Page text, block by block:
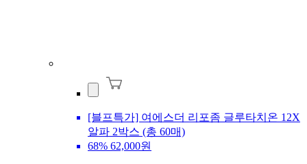
[블프특가] 여에스더 리포좀 글루타치온 12X
알파 2박스 (총 60매)
68% 62,000원